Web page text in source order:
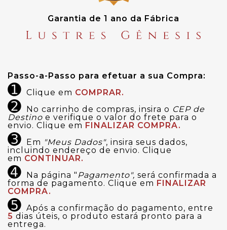
Garantia de 1 ano da Fábrica
Passo-a-Passo para efetuar a sua Compra:
➊ Clique em COMPRAR.
➋ No carrinho de compras, insira o CEP de
Destino e verifique o valor do frete para o
envio. Clique em FINALIZAR COMPRA.
➌ Em "Meus Dados", insira seus dados,
incluindo endereço de envio. Clique
em CONTINUAR.
➍ Na página " Pagamento", será confirmada a
forma de pagamento. Clique em FINALIZAR
COMPRA.
➎ Após a confirmação do pagamento, entre
5 dias úteis, o produto estará pronto para a
entrega.